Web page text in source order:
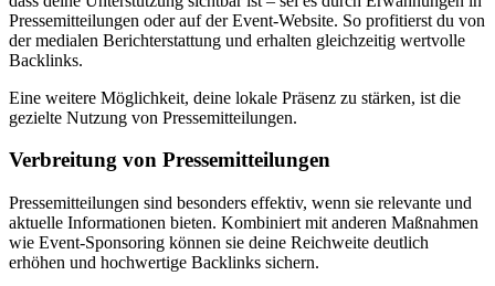
Pressemitteilungen oder auf der Event-Website. So profitierst du von
der medialen Berichterstattung und erhalten gleichzeitig wertvolle
Backlinks.
Eine weitere Möglichkeit, deine lokale Präsenz zu stärken, ist die
gezielte Nutzung von Pressemitteilungen.
Verbreitung von Pressemitteilungen
Pressemitteilungen sind besonders effektiv, wenn sie relevante und
aktuelle Informationen bieten. Kombiniert mit anderen Maßnahmen
wie Event-Sponsoring können sie deine Reichweite deutlich
erhöhen und hochwertige Backlinks sichern.